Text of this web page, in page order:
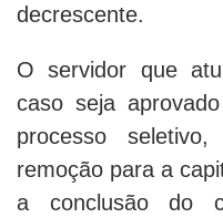
decrescente.
O servidor que
caso seja
processo
remoção para a
a conclusão do